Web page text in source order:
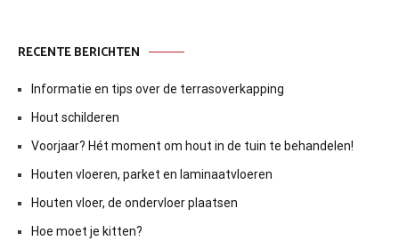
RECENTE BERICHTEN
Informatie en tips over de terrasoverkapping
Hout schilderen
Voorjaar? Hét moment om hout in de tuin te behandelen!
Houten vloeren, parket en laminaatvloeren
Houten vloer, de ondervloer plaatsen
Hoe moet je kitten?